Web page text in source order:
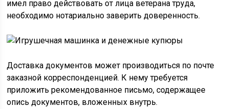
имел право действовать от лица ветерана труда,
необходимо нотариально заверить доверенность.
Доставка документов может производиться по почте
заказной корреспонденцией. К нему требуется
приложить рекомендованное письмо, содержащее
опись документов, вложенных внутрь.